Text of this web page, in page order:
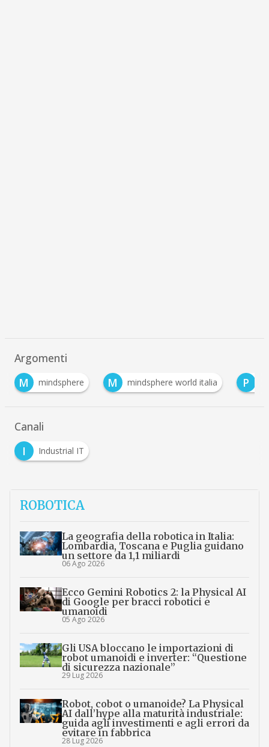
Argomenti
M
mindsphere M mindsphere world italia P
Canali
I
Industrial IT
ROBOTICA
La geografia della robotica in Italia:
Lombardia, Toscana e Puglia guidano
un settore da 1,1 miliardi
06 Ago 2026
Ecco Gemini Robotics 2: la Physical AI
di Google per bracci robotici e
umanoidi
05 Ago 2026
Gli USA bloccano le importazioni di
robot umanoidi e inverter: “Questione
di sicurezza nazionale”
29 Lug 2026
Robot, cobot o umanoide? La Physical
AI dall’hype alla maturità industriale:
guida agli investimenti e agli errori da
evitare in fabbrica
28 Lug 2026